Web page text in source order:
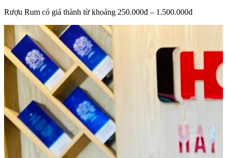
Rượu Rum có giá thành từ khoảng 250.000đ – 1.500.000đ